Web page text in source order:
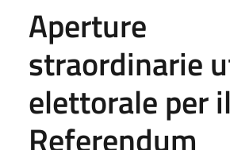
Aperture
straordinarie
elettorale per il
Referendum